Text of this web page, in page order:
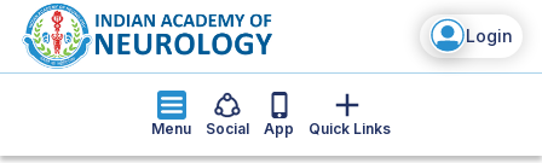
Login
Menu Social App Quick Links